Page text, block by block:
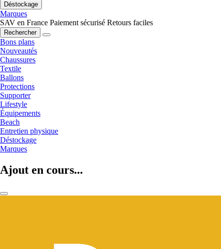
Déstockage
Marques
SAV en France Paiement sécurisé Retours faciles
Rechercher
Bons plans
Nouveautés
Chaussures
Textile
Ballons
Protections
Supporter
Lifestyle
Équipements
Beach
Entretien physique
Déstockage
Marques
Ajout en cours...